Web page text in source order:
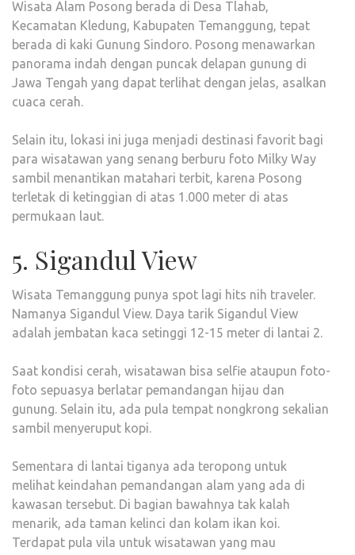
Wisata Alam Posong berada di Desa Tlahab,
Kecamatan Kledung, Kabupaten Temanggung, tepat
berada di kaki Gunung Sindoro. Posong menawarkan
panorama indah dengan puncak delapan gunung di
Jawa Tengah yang dapat terlihat dengan jelas, asalkan
cuaca cerah.
Selain itu, lokasi ini juga menjadi destinasi favorit bagi
para wisatawan yang senang berburu foto Milky Way
sambil menantikan matahari terbit, karena Posong
terletak di ketinggian di atas 1.000 meter di atas
permukaan laut.
5. Sigandul View
Wisata Temanggung punya spot lagi hits nih traveler.
Namanya Sigandul View. Daya tarik Sigandul View
adalah jembatan kaca setinggi 12-15 meter di lantai 2.
Saat kondisi cerah, wisatawan bisa selfie ataupun foto-
foto sepuasya berlatar pemandangan hijau dan
gunung. Selain itu, ada pula tempat nongkrong sekalian
sambil menyeruput kopi.
Sementara di lantai tiganya ada teropong untuk
melihat keindahan pemandangan alam yang ada di
kawasan tersebut. Di bagian bawahnya tak kalah
menarik, ada taman kelinci dan kolam ikan koi.
Terdapat pula vila untuk wisatawan yang mau